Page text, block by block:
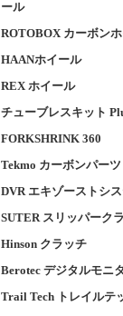
ール
ROTOBOX カーボン
HAANホイール
REX ホイール
チューブレスキット
FORKSHRINK 360
Tekmo カーボンパーツ
DVR エキゾーストシ
SUTER スリッパーク
Hinson クラッチ
Berotec デジタルモニ
Trail Tech トレイルテ